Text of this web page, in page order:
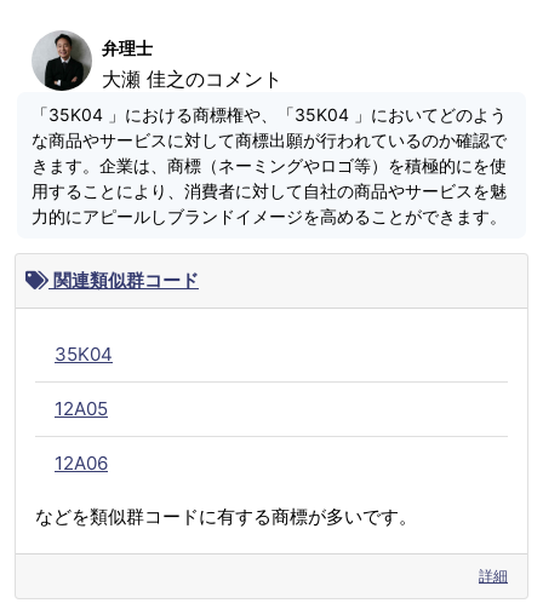
弁理士
大瀬 佳之のコメント
「35K04 」における商標権や、「35K04 」においてどのよう
な商品やサービスに対して商標出願が行われているのか確認で
きます。企業は、商標（ネーミングやロゴ等）を積極的にを使
用することにより、消費者に対して自社の商品やサービスを魅
力的にアピールしブランドイメージを高めることができます。
関連類似群コード
35K04
12A05
12A06
などを類似群コードに有する商標が多いです。
詳細